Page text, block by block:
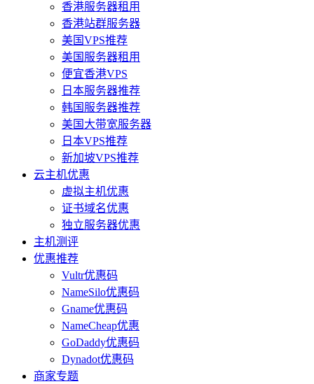
香港服务器租用
香港站群服务器
美国VPS推荐
美国服务器租用
便宜香港VPS
日本服务器推荐
韩国服务器推荐
美国大带宽服务器
日本VPS推荐
新加坡VPS推荐
云主机优惠
虚拟主机优惠
证书域名优惠
独立服务器优惠
主机测评
优惠推荐
Vultr优惠码
NameSilo优惠码
Gname优惠码
NameCheap优惠
GoDaddy优惠码
Dynadot优惠码
商家专题